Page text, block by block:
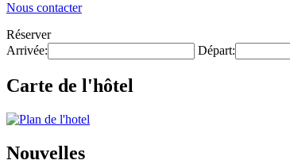
Nous contacter
Réserver
Arrivée:
Départ:
Carte de l'hôtel
Nouvelles